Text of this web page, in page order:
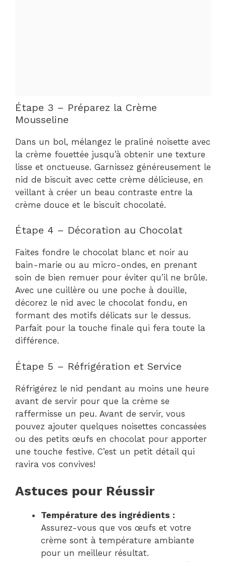
Étape 3 – Préparez la Crème
Mousseline
Dans un bol, mélangez le praliné noisette avec
la crème fouettée jusqu’à obtenir une texture
lisse et onctueuse. Garnissez généreusement le
nid de biscuit avec cette crème délicieuse, en
veillant à créer un beau contraste entre la
crème douce et le biscuit chocolaté.
Étape 4 – Décoration au Chocolat
Faites fondre le chocolat blanc et noir au
bain-marie ou au micro-ondes, en prenant
soin de bien remuer pour éviter qu’il ne brûle.
Avec une cuillère ou une poche à douille,
décorez le nid avec le chocolat fondu, en
formant des motifs délicats sur le dessus.
Parfait pour la touche finale qui fera toute la
différence.
Étape 5 – Réfrigération et Service
Réfrigérez le nid pendant au moins une heure
avant de servir pour que la crème se
raffermisse un peu. Avant de servir, vous
pouvez ajouter quelques noisettes concassées
ou des petits œufs en chocolat pour apporter
une touche festive. C’est un petit détail qui
ravira vos convives!
Astuces pour Réussir
Température des ingrédients :
Assurez-vous que vos œufs et votre
crème sont à température ambiante
pour un meilleur résultat.